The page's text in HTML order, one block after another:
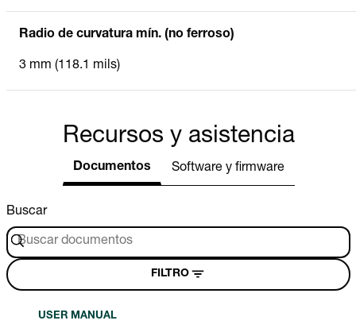
Radio de curvatura mín. (no ferroso)
3 mm (118.1 mils)
Recursos y asistencia
Documentos Software y firmware
Buscar
FILTRO
USER MANUAL